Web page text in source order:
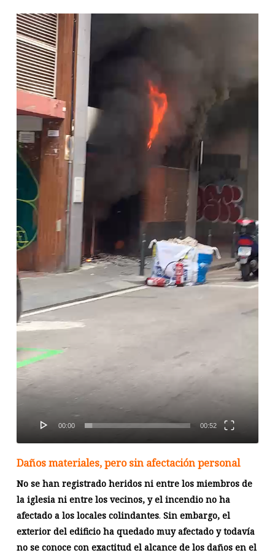
Reproductor
de
vídeo
00:00 00:52
Daños materiales, pero sin afectación personal
No se han registrado heridos ni entre los miembros de
la iglesia ni entre los vecinos, y el incendio no ha
afectado a los locales colindantes. Sin embargo, el
exterior del edificio ha quedado muy afectado y todavía
no se conoce con exactitud el alcance de los daños en el